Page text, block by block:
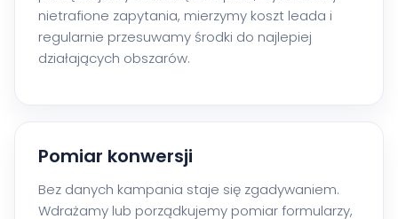
nietrafione zapytania, mierzymy koszt leada i
regularnie przesuwamy środki do najlepiej
działających obszarów.
Pomiar konwersji
Bez danych kampania staje się zgadywaniem.
Wdrażamy lub porządkujemy pomiar formularzy,